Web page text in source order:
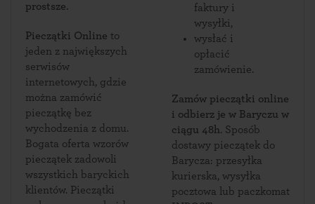
prostsze.
Pieczątki Online to
jeden z największych
serwisów
internetowych, gdzie
można zamówić
pieczątkę bez
wychodzenia z domu.
Bogata oferta wzorów
pieczątek zadowoli
wszystkich baryckich
klientów. Pieczątki
faktury i
wysyłki,
wysłać i
opłacić
zamówienie.
Zamów pieczątki online
i odbierz je w Baryczu w
ciągu 48h. Sposób
dostawy pieczątek do
Barycza: przesyłka
kurierska, wysyłka
pocztowa lub paczkomat